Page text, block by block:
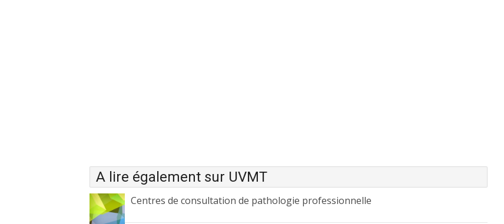
A lire également sur UVMT
Centres de consultation de pathologie professionnelle